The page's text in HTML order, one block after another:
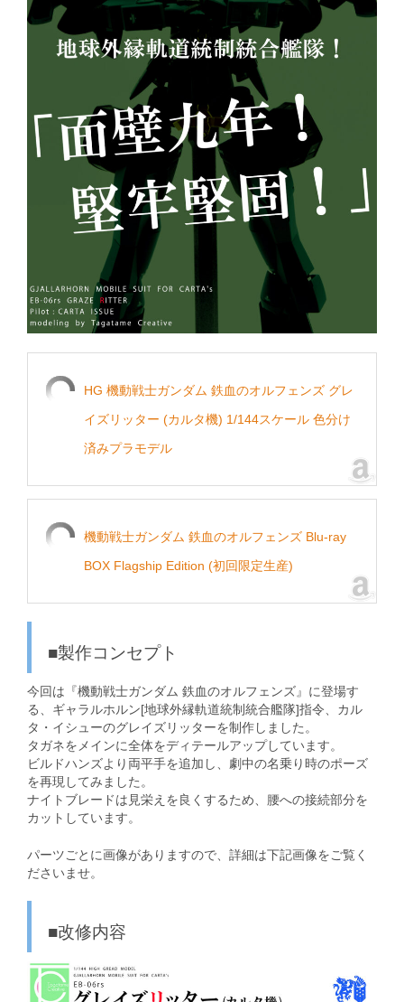
HG 機動戦士ガンダム 鉄血のオルフェンズ グレ
イズリッター (カルタ機) 1/144スケール 色分け
済みプラモデル
機動戦士ガンダム 鉄血のオルフェンズ Blu-ray
BOX Flagship Edition (初回限定生産)
■製作コンセプト
今回は『機動戦士ガンダム 鉄血のオルフェンズ』に登場す
る、ギャラルホルン[地球外縁軌道統制統合艦隊]指令、カル
タ・イシューのグレイズリッターを制作しました。
タガネをメインに全体をディテールアップしています。
ビルドハンズより両平手を追加し、劇中の名乗り時のポーズ
を再現してみました。
ナイトブレードは見栄えを良くするため、腰への接続部分を
カットしています。
パーツごとに画像がありますので、詳細は下記画像をご覧く
ださいませ。
■改修内容